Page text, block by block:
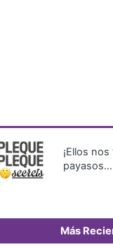
¡Ellos
Más